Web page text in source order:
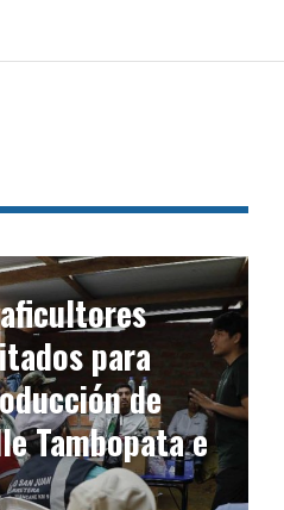
para
de
Tambopata e